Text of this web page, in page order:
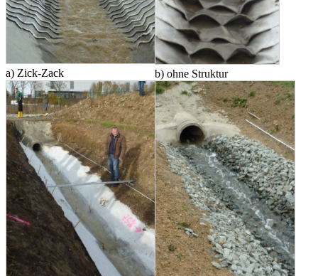
a) Zick-Zack b) ohne Struktur